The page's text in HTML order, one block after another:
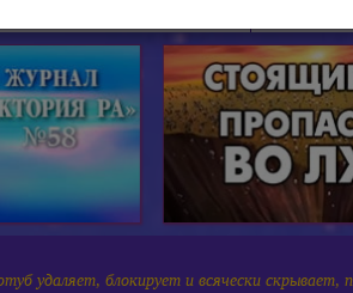
удаляет, блокирует и всячески скрывает,